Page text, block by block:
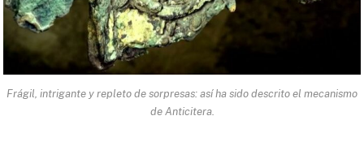
Frágil, intrigante y repleto de sorpresas: así ha sido descrito el mecanismo
de Anticitera.